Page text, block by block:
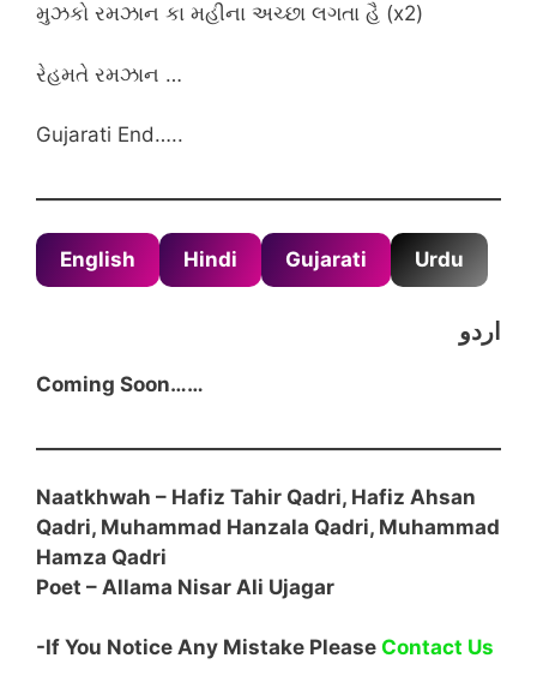
મુઝકો રમઝાન કા મહીના અચ્છા લગતા હૈ (x2)
રેહમતે રમઝાન …
Gujarati End…..
English Hindi Gujarati Urdu
اردو
Coming Soon……
Naatkhwah – Hafiz Tahir Qadri, Hafiz Ahsan
Qadri, Muhammad Hanzala Qadri, Muhammad
Hamza Qadri
Poet – Allama Nisar Ali Ujagar
-If You Notice Any Mistake Please Contact Us